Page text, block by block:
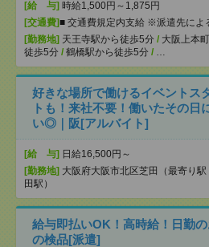
[給 与] 時給1,500円～1,875円
[交通費]■ 交通費規定内支給 ※派遣先によ
[勤務地] 天王寺駅から徒歩5分 / 大阪上本
徒歩5分 / 鶴橋駅から徒歩5分 / …
好きな場所で働けるイベントス
トも！来社不要！働いたその日
い◎｜阪[アルバイト]
[給 与] 日給16,500円～
[勤務地] 大阪府大阪市北区芝田（最寄り
田駅）
給与即払いOK！高時給！日勤
の検品[派遣]